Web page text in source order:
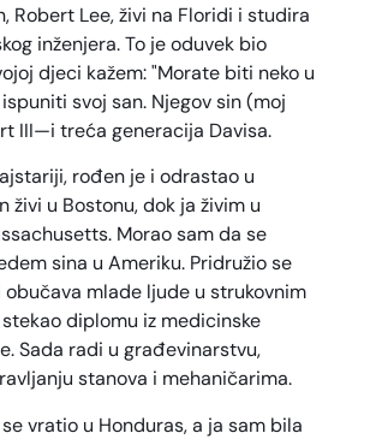
Robert Lee, živi na Floridi i studira
inženjera. To je oduvek bio
djeci kažem: "Morate biti neko u
svoj san. Njegov sin (moj
III—i treća generacija Davisa.
rođen je i odrastao u
živi u Bostonu, dok ja živim u
Morao sam da se
sina u Ameriku. Pridružio se
obučava mlade ljude u strukovnim
diplomu iz medicinske
Sada radi u građevinarstvu,
stanova i mehaničarima.
vratio u Honduras, a ja sam bila